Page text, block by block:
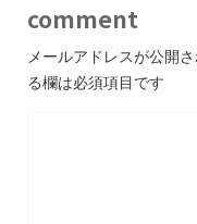
comment
メールアドレスが公開
る欄は必須項目です